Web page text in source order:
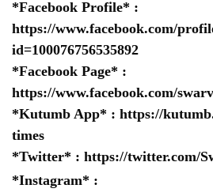
*Facebook Profile* :
https://www.facebook.com/
id=100076756535892
*Facebook Page* :
https://www.facebook.com/
*Kutumb App* : https://
times
*Twitter* : https://twitter.com/
*Instagram* :